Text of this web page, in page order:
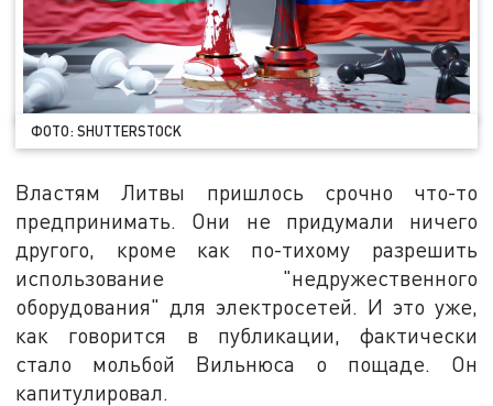
ФОТО: SHUTTERSTOCK
Властям Литвы пришлось срочно что-то
предпринимать. Они не придумали ничего
другого, кроме как по-тихому разрешить
использование "недружественного
оборудования" для электросетей. И это уже,
как говорится в публикации, фактически
стало мольбой Вильнюса о пощаде. Он
капитулировал.